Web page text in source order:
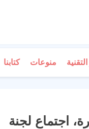
التقنية منوعات كتابنا
اجتماع لجنة